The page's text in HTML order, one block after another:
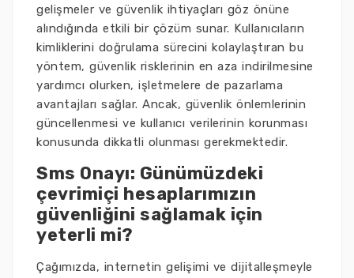
gelişmeler ve güvenlik ihtiyaçları göz önüne
alındığında etkili bir çözüm sunar. Kullanıcıların
kimliklerini doğrulama sürecini kolaylaştıran bu
yöntem, güvenlik risklerinin en aza indirilmesine
yardımcı olurken, işletmelere de pazarlama
avantajları sağlar. Ancak, güvenlik önlemlerinin
güncellenmesi ve kullanıcı verilerinin korunması
konusunda dikkatli olunması gerekmektedir.
Sms Onayı: Günümüzdeki
çevrimiçi hesaplarımızın
güvenliğini sağlamak için
yeterli mi?
Çağımızda, internetin gelişimi ve dijitalleşmeyle